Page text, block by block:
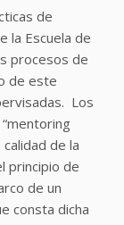
de
la Escuela de
procesos de
de este
Los
de la
principio de
de un
consta dicha